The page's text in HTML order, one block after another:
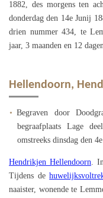
1882, des morgens ten
donderdag den 14e Junij
drien nummer 434, te
jaar, 3 maanden en 12
Hellendoorn,
Begraven door
begraafplaats Lage
omstreeks dinsdag den
Hendrikjen Hellendoorn.
Tijdens de
naaister, wonende te